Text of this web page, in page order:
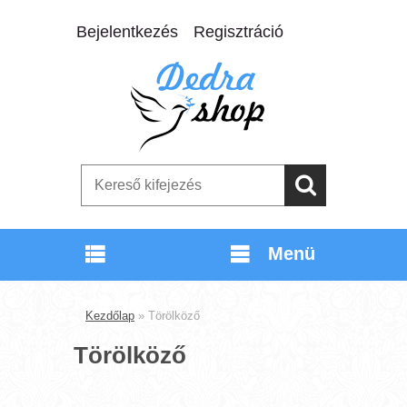
Bejelentkezés Regisztráció
Menü
Kezdőlap » Törölköző
Törölköző